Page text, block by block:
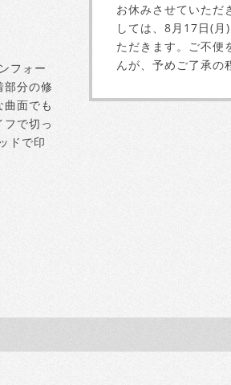
フォー
部分の修
面でも
で切っ
ドで印
お休みさせていただ
しては、8月17日(
ただきます。ご不便
んが、予めご了承の